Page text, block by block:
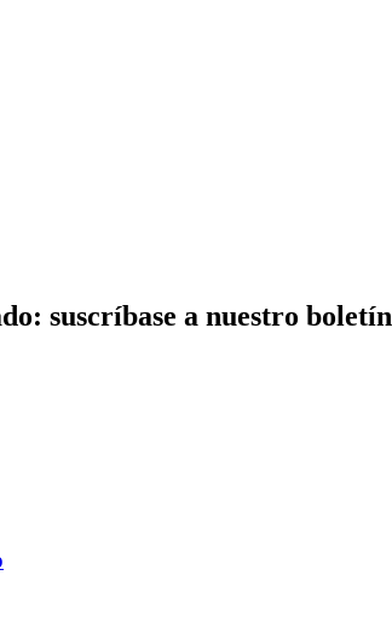
suscríbase a nuestro boletín